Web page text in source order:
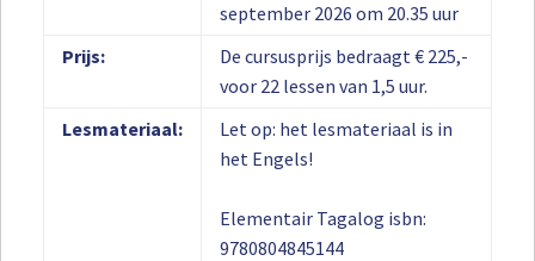
september 2026 om 20.35 uur
Prijs:
De cursusprijs bedraagt € 225,-
voor 22 lessen van 1,5 uur.
Lesmateriaal:
Let op: het lesmateriaal is in
het Engels!
Elementair Tagalog isbn:
9780804845144